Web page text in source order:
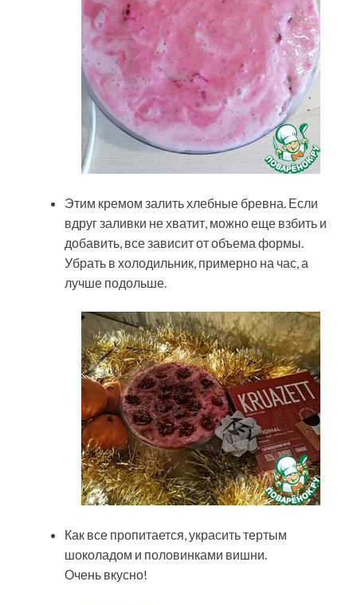
Этим кремом залить хлебные бревна. Если
вдруг заливки не хватит, можно еще взбить и
добавить, все зависит от объема формы.
Убрать в холодильник, примерно на час, а
лучше подольше.
Как все пропитается, украсить тертым
шоколадом и половинками вишни.
Очень вкусно!